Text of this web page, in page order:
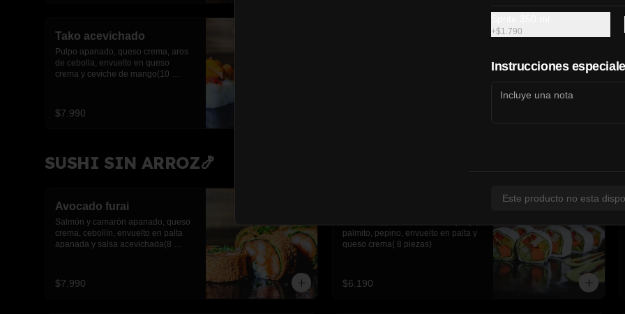
Tako acevichado
Pulpo apanado, queso crema, aros
de cebolla, envuelto en queso
crema y ceviche de mango(10
$7.990
SUSHI SIN ARROZ🍤
Avocado furai
Salmón y camarón apanado, queso
crema, cebollín, envuelto en palta
apanada y salsa acevichada(8
$7.990
palmito, pepino, envuelto en palta y
queso crema( 8 piezas)
$6.190
+$1.790
Instrucciones
Este producto no esta